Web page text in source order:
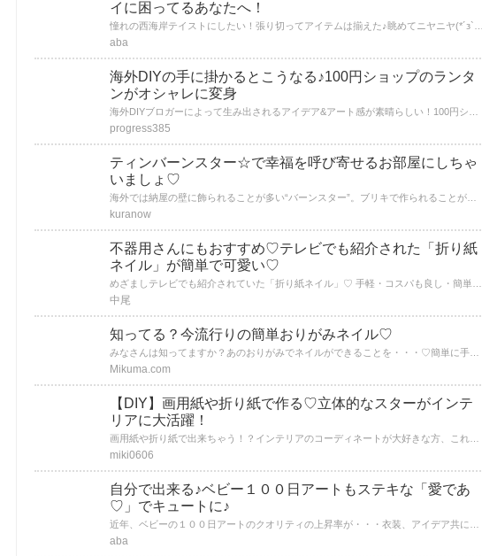
イに困ってるあなたへ！
aba
海外DIYの手に掛かるとこうなる♪100円ショップのランタ
ンがオシャレに変身
progress385
ティンバーンスター☆で幸福を呼び寄せるお部屋にしちゃ
いましょ♡
kuranow
不器用さんにもおすすめ♡テレビでも紹介された「折り紙
ネイル」が簡単で可愛い♡
中尾
知ってる？今流行りの簡単おりがみネイル♡
Mikuma.com
【DIY】画用紙や折り紙で作る♡立体的なスターがインテ
リアに大活躍！
miki0606
自分で出来る♪ベビー１００日アートもステキな「愛であ
♡」でキュートに♪
aba